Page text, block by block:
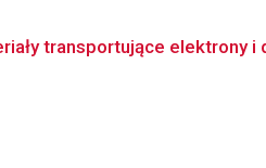
transportujące elektrony i